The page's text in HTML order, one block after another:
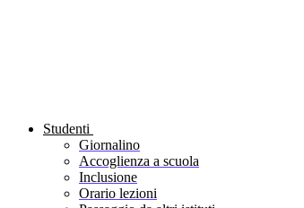
Studenti
Giornalino
Accoglienza a scuola
Inclusione
Orario lezioni